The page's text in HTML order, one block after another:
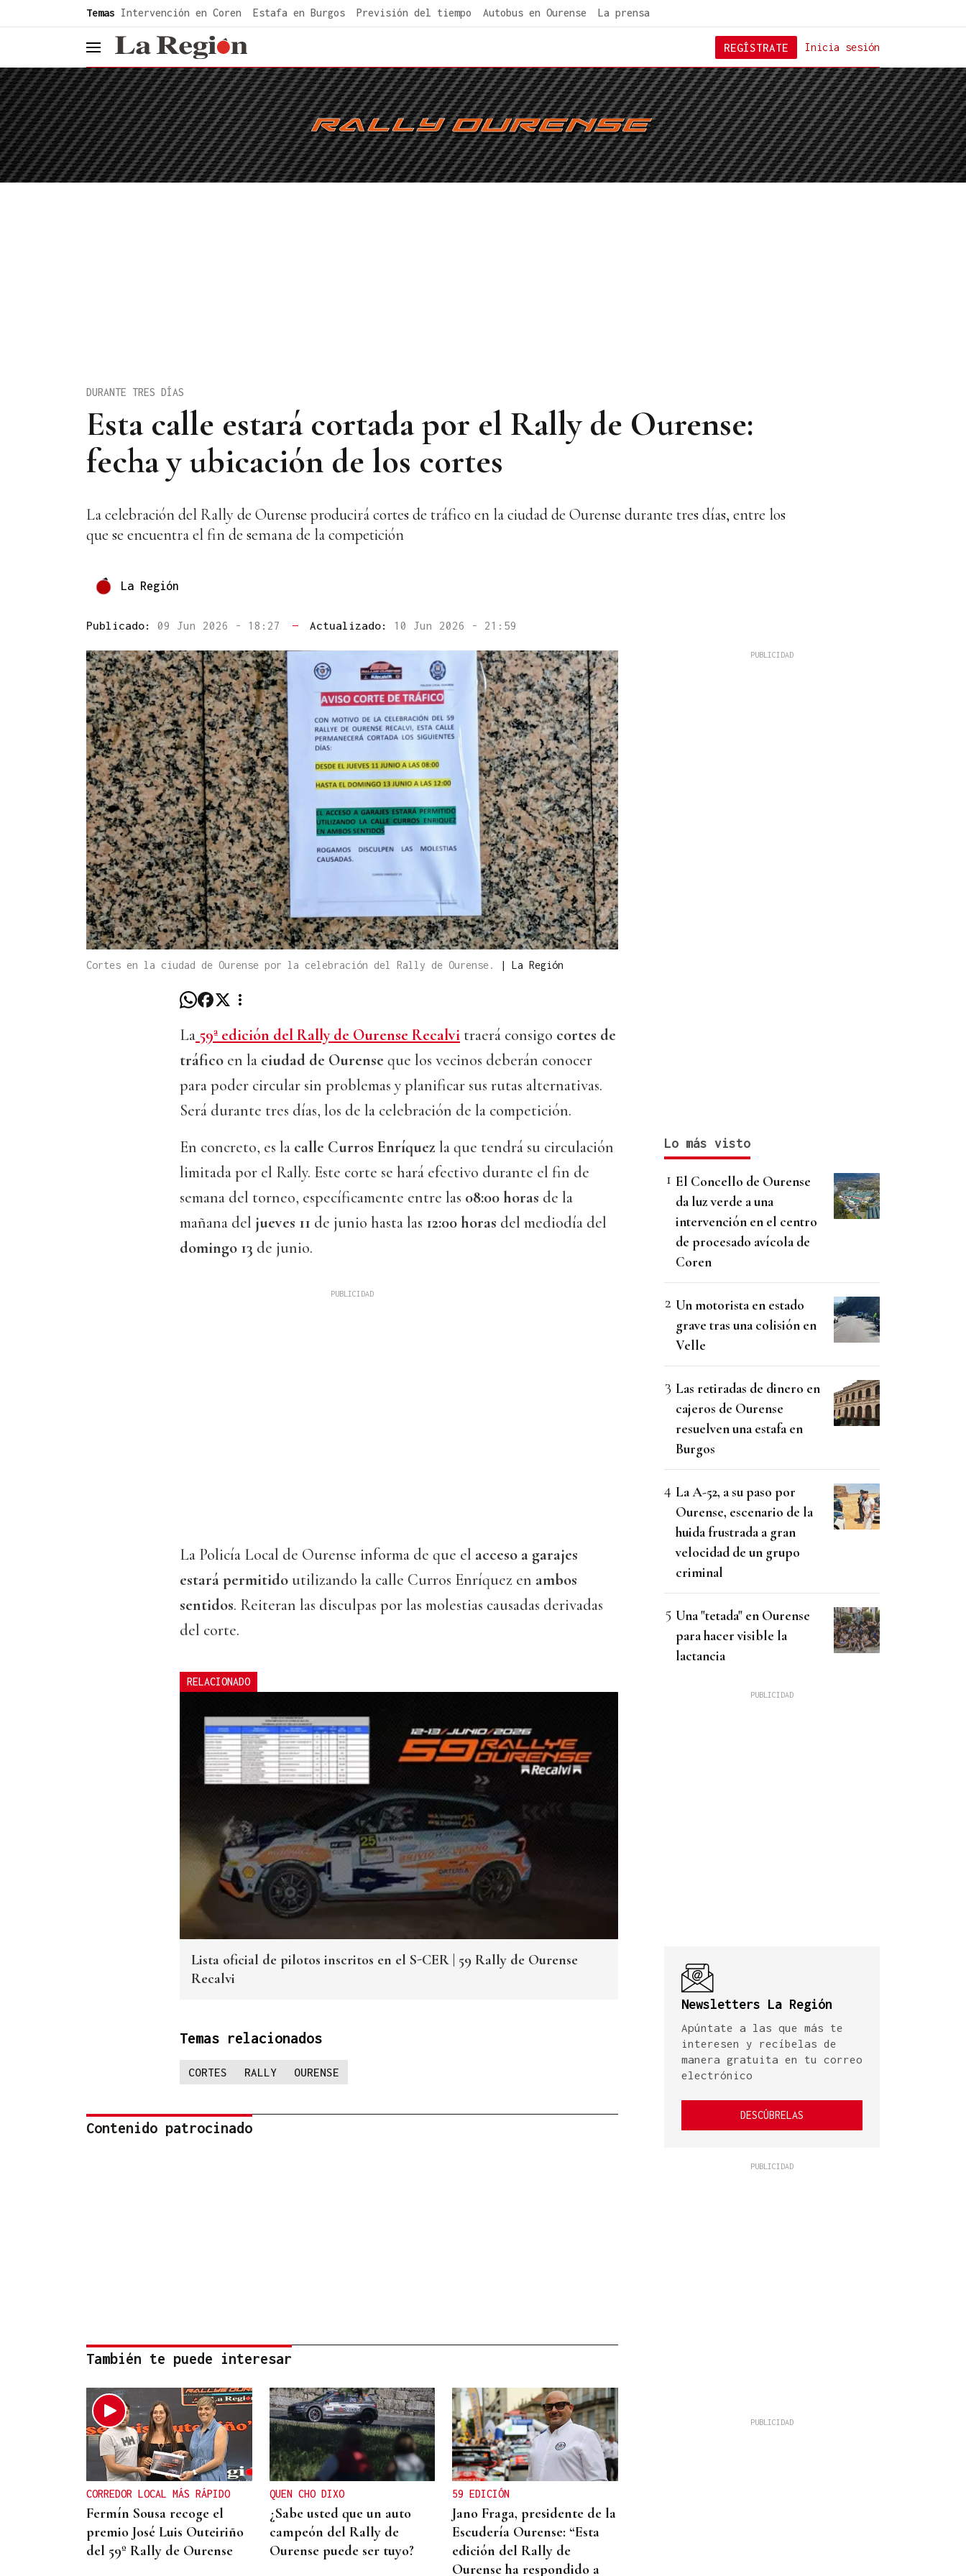
Temas Intervención en Coren Estafa en Burgos Previsión del tiempo Autobus en Ourense La prensa
header.menu.open Inicia sesión
REGÍSTRATE
Esta calle estará cortada por el Rally de Ourense:
fecha y ubicación de los cortes
DURANTE TRES DÍAS
La celebración del Rally de Ourense producirá cortes de tráfico en la ciudad de Ourense durante tres días, entre los
que se encuentra el fin de semana de la competición
La Región
Publicado: 09 Jun 2026 - 18:27 — Actualizado: 10 Jun 2026 - 21:59
Cortes en la ciudad de Ourense por la celebración del Rally de Ourense. | La Región
La 59ª edición del Rally de Ourense Recalvi traerá consigo cortes de
tráfico en la ciudad de Ourense que los vecinos deberán conocer
para poder circular sin problemas y planificar sus rutas alternativas.
Será durante tres días, los de la celebración de la competición.
En concreto, es la calle Curros Enríquez la que tendrá su circulación
limitada por el Rally. Este corte se hará efectivo durante el fin de
semana del torneo, específicamente entre las 08:00 horas de la
mañana del jueves 11 de junio hasta las 12:00 horas del mediodía del
domingo 13 de junio.
La Policía Local de Ourense informa de que el acceso a garajes
estará permitido utilizando la calle Curros Enríquez en ambos
sentidos. Reiteran las disculpas por las molestias causadas derivadas
del corte.
RELACIONADO
Lista oficial de pilotos inscritos en el S-CER | 59 Rally de Ourense
Recalvi
Temas relacionados
CORTES RALLY OURENSE
Contenido patrocinado
También te puede interesar
CORREDOR LOCAL MÁS RÁPIDO
Fermín Sousa recoge el
premio José Luis Outeiriño
del 59º Rally de Ourense
QUEN CHO DIXO
¿Sabe usted que un auto
campeón del Rally de
Ourense puede ser tuyo?
59 EDICIÓN
Jano Fraga, presidente de la
Escudería Ourense: “Esta
edición del Rally de
Ourense ha respondido a
Lo más visto
El Concello de Ourense
da luz verde a una
intervención en el centro
de procesado avícola de
Coren
Un motorista en estado
grave tras una colisión en
Velle
Las retiradas de dinero en
cajeros de Ourense
resuelven una estafa en
Burgos
La A-52, a su paso por
Ourense, escenario de la
huida frustrada a gran
velocidad de un grupo
criminal
Una "tetada" en Ourense
para hacer visible la
lactancia
Newsletters La Región
Apúntate a las que más te
interesen y recíbelas de
manera gratuita en tu correo
electrónico
DESCÚBRELAS